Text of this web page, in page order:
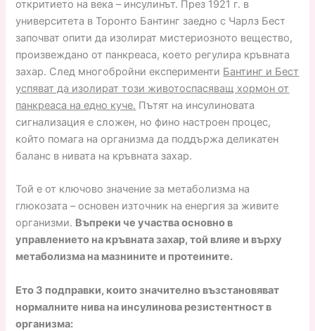
откритието на века – инсулинът. През 1921 г. в
университета в Торонто Бантинг заедно с Чарлз Бест
започват опити да изолират мистериозното вещество,
произвеждано от панкреаса, което регулира кръвната
захар. След многобройни експерименти Бантинг и Бест
успяват да изолират този животоспасяващ хормон от
панкреаса на едно куче. Пътят на инсулиновата
сигнализация е сложен, но фино настроен процес,
който помага на организма да поддържа деликатен
баланс в нивата на кръвната захар.
Той е от ключово значение за метаболизма на
глюкозата – основен източник на енергия за живите
организми. Въпреки че участва основно в
управлението на кръвната захар, той влияе и върху
метаболизма на мазнините и протеините.
Ето 3 подправки, които значително възстановяват
нормалните нива на инсулинова резистентност в
организма: